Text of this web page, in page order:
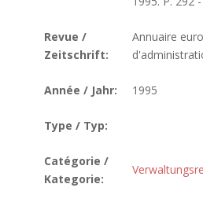
Revue /
Zeitschrift:
Annuaire
Année / Jahr: 1995
Type / Typ:
Catégorie /
Kategorie: